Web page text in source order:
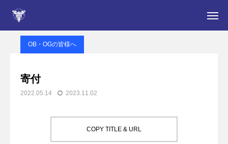
OB・OGの皆様へ
寄付
2022.05.14 2023.11.02
COPY TITLE & URL
information